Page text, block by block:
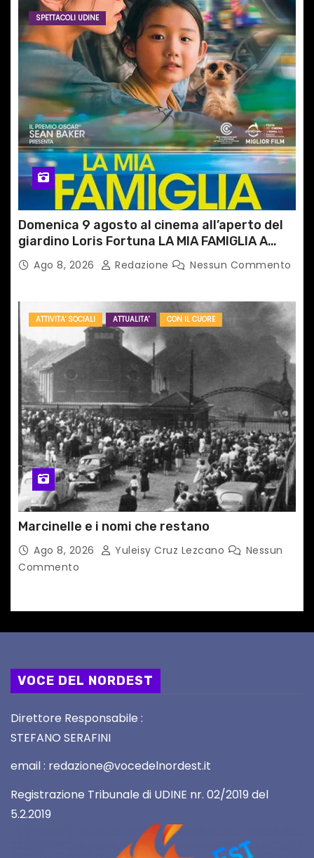
SPETTACOLI UDINE
Domenica 9 agosto al cinema all’aperto del
giardino Loris Fortuna LA MIA FAMIGLIA A
TAIPEIAgo 8, 2026 Redazione Nessun Commento
ATTIVITA' SOCIALI ATTUALITA' CON IL CUORE
Marcinelle e i nomi che restano
Ago 8, 2026 Yuleisy Cruz Lezcano
Nessun
Commento
VOCE DEL NORDEST
Direttore Responsabile :
STEFANO SERAFINI
email : redazione@vocedelnordest.it
Registrazione Tribunale di UDINE nr. 02/2019 del
5.2.2019